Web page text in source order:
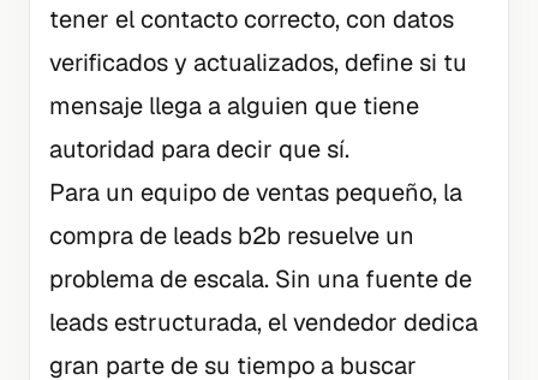
tener el contacto correcto, con datos
verificados y actualizados, define si tu
mensaje llega a alguien que tiene
autoridad para decir que sí.
Para un equipo de ventas pequeño, la
compra de leads b2b resuelve un
problema de escala. Sin una fuente de
leads estructurada, el vendedor dedica
gran parte de su tiempo a buscar